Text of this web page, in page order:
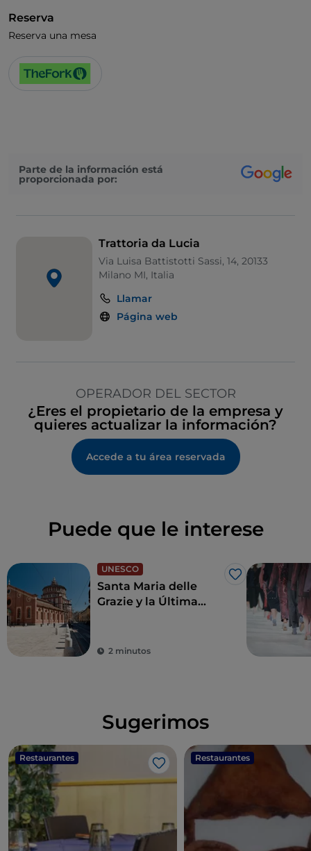
Reserva
Reserva una mesa
Parte de la información está
proporcionada por:
Trattoria da Lucia
Via Luisa Battistotti Sassi, 14, 20133
Milano MI, Italia
Llamar
Página web
OPERADOR DEL SECTOR
¿Eres el propietario de la empresa y
quieres actualizar la información?
Accede a tu área reservada
Puede que le interese
UNESCO
Me gusta
Santa Maria delle
Grazie y la Última
Renacimiento
2 minutos
Sugerimos
Restaurantes
Me gusta
Restaurantes